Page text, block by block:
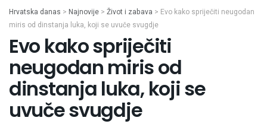
Hrvatska danas > Najnovije > Život i zabava > Evo kako spriječiti neugodan
miris od dinstanja luka, koji se uvuče svugdje
Evo kako spriječiti
neugodan miris od
dinstanja luka, koji se
uvuče svugdje